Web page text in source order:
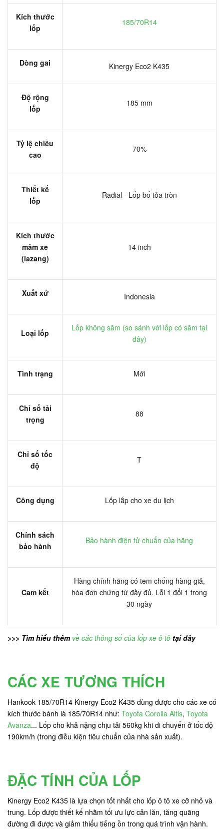
Kích thước
lốp
185/70R14
Dòng gai Kinergy Eco2 K435
Độ rộng
lốp
185 mm
Tỷ lệ chiều
cao
70%
Thiết kế
lốp
Radial - Lốp bố tỏa tròn
Kích thước
mâm xe
(lazang)
14 inch
Xuất xứ Indonesia
Loại lốp
Lốp không săm (so sánh với lốp có săm tại
đây)
Tình trạng Mới
Chỉ số tải
trọng
88
Chỉ số tốc
độ
T
Công dụng Lốp lắp cho xe du lịch
Chính sách
bảo hành
Bảo hành điện tử chuẩn của hãng
Cam kết
Hàng chính hãng có tem chống hàng giả,
hóa đơn chứng từ đầy đủ. Lỗi 1 đổi 1 trong
30 ngày
>>> Tìm hiểu thêm về các thông số của lốp xe ô tô tại đây
CÁC XE TƯƠNG THÍCH
Hankook 185/70R14 Kinergy Eco2 K435 dùng được cho các xe có
kích thước bánh là 185/70R14 như: Toyota Corolla Altis, Toyota
Avanza... Lốp cho khả nặng chịu tải 560kg khi di chuyển ở tốc độ
190km/h (trong điều kiện tiêu chuẩn của nhà sản xuất).
ĐẶC TÍNH CỦA LỐP
Kinergy Eco2 K435 là lựa chọn tốt nhất cho lốp ô tô xe cỡ nhỏ và
trung. Lốp được thiết kế nhằm tối ưu lực cản lăn, tăng quãng
đường đi được và giảm thiểu tiếng ồn trong quá trình vận hành.